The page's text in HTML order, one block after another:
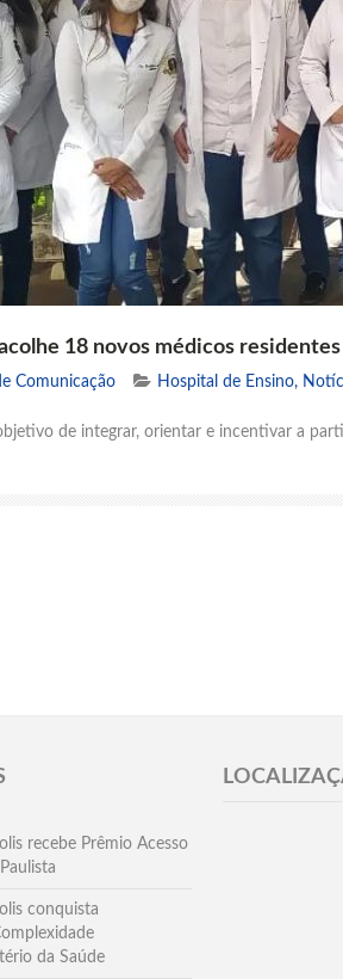
18 novos médicos residentes
Comunicação Hospital de Ensino,
de integrar, orientar e incentivar a
recebe Prêmio Acesso
conquista
da Saúde